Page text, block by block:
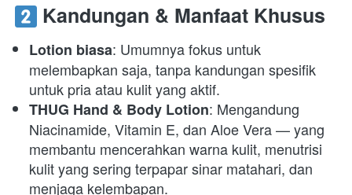
Kandungan & Manfaat Khusus
Lotion biasa: Umumnya fokus untuk
melembapkan saja, tanpa kandungan spesifik
untuk pria atau kulit yang aktif.
THUG Hand & Body Lotion: Mengandung
Niacinamide, Vitamin E, dan Aloe Vera — yang
membantu mencerahkan warna kulit, menutrisi
kulit yang sering terpapar sinar matahari, dan